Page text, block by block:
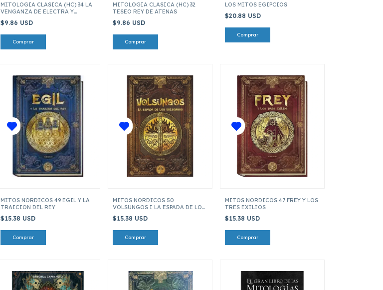
MITOLOGIA CLASICA (HC) 34 LA
VENGANZA DE ELECTRA Y
$9.86 USD
MITOLOGIA CLASICA (HC) 32
TESEO REY DE ATENAS
$9.86 USD
LOS MITOS EGIPCIOS
$20.88 USD
MITOS NORDICOS 49 EGIL Y LA
TRAICION DEL REY
$15.38 USD
MITOS NORDICOS 50
VOLSUNGOS I LA ESPADA DE LOS
$15.38 USD
MITOS NORDICOS 47 FREY Y LOS
TRES EXILIOS
$15.38 USD